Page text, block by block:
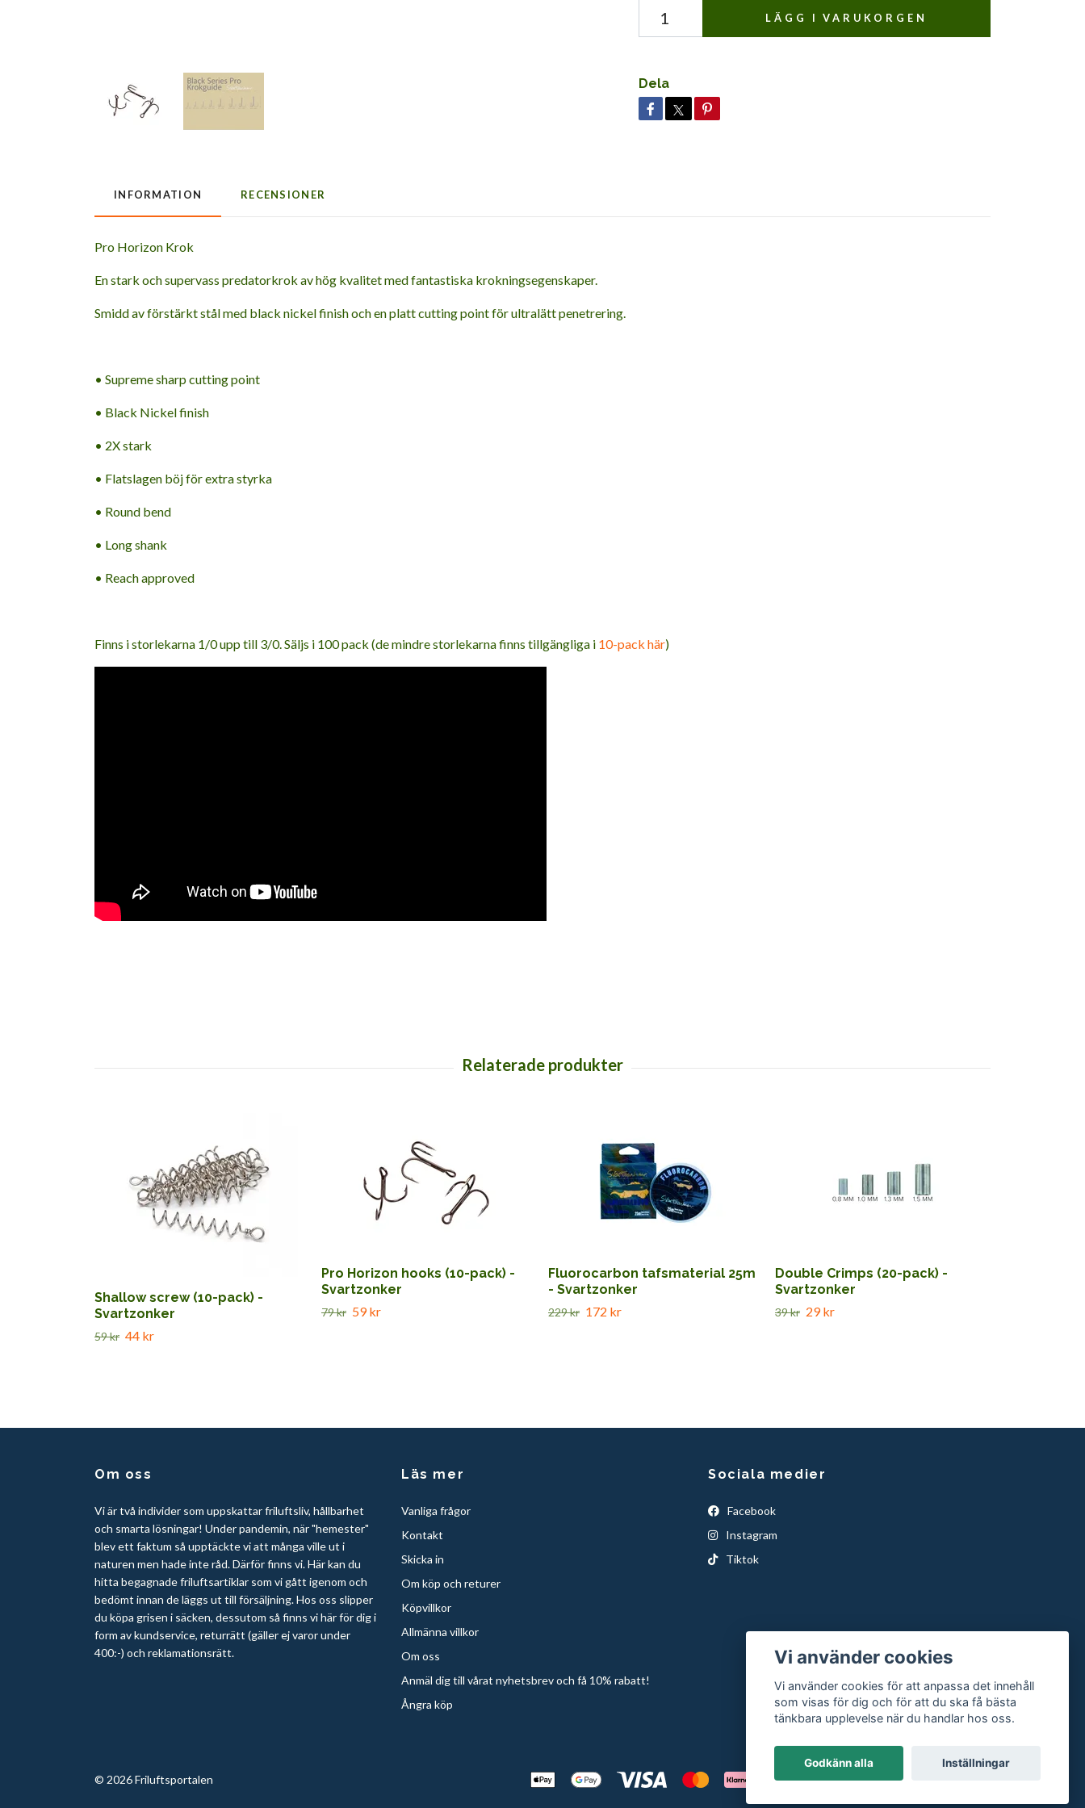
LÄGG I VARUKORGEN
Dela
INFORMATION RECENSIONER
Pro Horizon Krok
En stark och supervass predatorkrok av hög kvalitet med fantastiska krokningsegenskaper.
Smidd av förstärkt stål med black nickel finish och en platt cutting point för ultralätt penetrering.
• Supreme sharp cutting point
• Black Nickel finish
• 2X stark
• Flatslagen böj för extra styrka
• Round bend
• Long shank
• Reach approved
Finns i storlekarna 1/0 upp till 3/0. Säljs i 100 pack (de mindre storlekarna finns tillgängliga i 10-pack här)
Shallow screw (10-pack) -
Svartzonker
59 kr 44 kr
Pro Horizon hooks (10-pack) -
Svartzonker
79 kr 59 kr
Fluorocarbon tafsmaterial 25m
- Svartzonker
229 kr 172 kr
Double Crimps (20-pack) -
Svartzonker
39 kr 29 kr
Om oss
Vi är två individer som uppskattar friluftsliv, hållbarhet
och smarta lösningar! Under pandemin, när "hemester"
blev ett faktum så upptäckte vi att många ville ut i
naturen men hade inte råd. Därför finns vi. Här kan du
hitta begagnade friluftsartiklar som vi gått igenom och
bedömt innan de läggs ut till försäljning. Hos oss slipper
du köpa grisen i säcken, dessutom så finns vi här för dig i
form av kundservice, returrätt (gäller ej varor under
400:-) och reklamationsrätt.
Läs mer
Vanliga frågor
Kontakt
Skicka in
Om köp och returer
Köpvillkor
Allmänna villkor
Om oss
Anmäl dig till vårat nyhetsbrev och få 10% rabatt!
Ångra köp
Sociala medier
Facebook
Instagram
Tiktok
© 2026 Friluftsportalen
Vi använder cookies
Vi använder cookies för att anpassa det innehåll
som visas för dig och för att du ska få bästa
tänkbara upplevelse när du handlar hos oss.
Godkänn alla Inställningar